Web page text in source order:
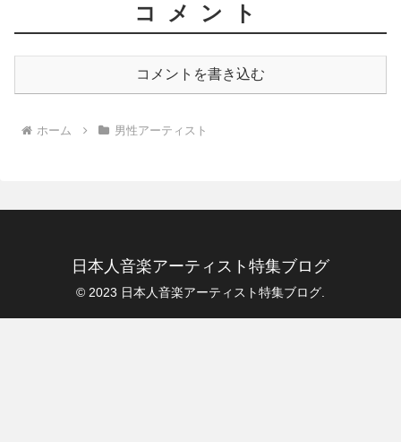
コメント
コメントを書き込む
ホーム 男性アーティスト
日本人音楽アーティスト特集ブログ
© 2023 日本人音楽アーティスト特集ブログ.